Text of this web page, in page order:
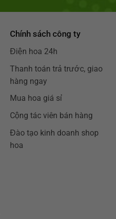
Chính sách công ty
Điện hoa 24h
Thanh toán trả trước, giao
hàng ngay
Mua hoa giá sỉ
Cộng tác viên bán hàng
Đào tạo kinh doanh shop
hoa